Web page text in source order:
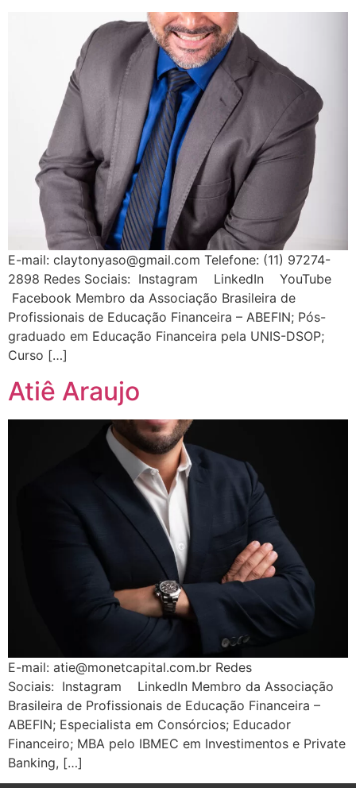
E-mail: claytonyaso@gmail.com Telefone: (11) 97274-
2898 Redes Sociais: Instagram LinkedIn YouTube
Facebook Membro da Associação Brasileira de
Profissionais de Educação Financeira – ABEFIN; Pós-
graduado em Educação Financeira pela UNIS-DSOP;
Curso […]
Atiê Araujo
E-mail: atie@monetcapital.com.br Redes
Sociais: Instagram LinkedIn Membro da Associação
Brasileira de Profissionais de Educação Financeira –
ABEFIN; Especialista em Consórcios; Educador
Financeiro; MBA pelo IBMEC em Investimentos e Private
Banking, […]